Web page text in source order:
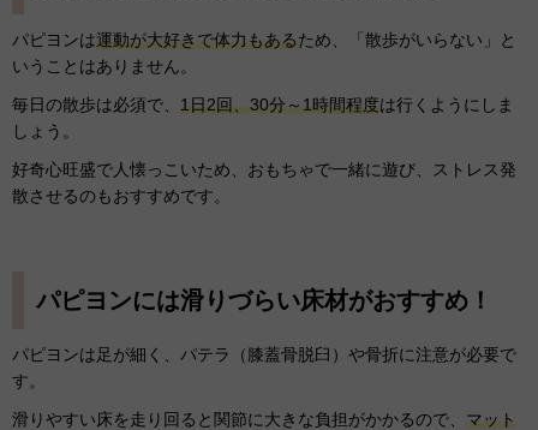
パピヨンは運動が大好きで体力もあるため、「散歩がいらない」と
いうことはありません。
毎日の散歩は必須で、 1日2回、30分～1時間程度は行くようにしま
しょう。
好奇心旺盛で人懐っこいため、おもちゃで一緒に遊び、ストレス発
散させるのもおすすめです。
パピヨンには滑りづらい床材がおすすめ！
パピヨンは足が細く、パテラ（膝蓋骨脱臼）や骨折に注意が必要で
す。
滑りやすい床を走り回ると関節に大きな負担がかかるので、 マット